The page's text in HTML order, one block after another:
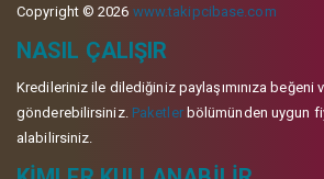
Copyright © 2026 www.takipcibase.com
NASIL ÇALIŞIR
Kredileriniz ile dilediğiniz paylaşımınıza
gönderebilirsiniz. Paketlerbölümünden uygun
alabilirsiniz.